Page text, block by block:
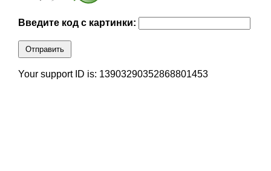
Введите код с картинки:
Отправить
Your support ID is: 13903290352868801453